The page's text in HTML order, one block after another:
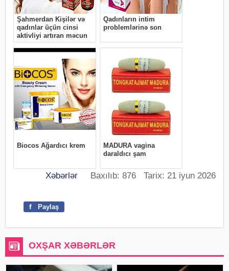
Xəbərlər Baxılıb: 876 Tarix: 21 iyun 2026
f Paylaş
OXŞAR XƏBƏRLƏR